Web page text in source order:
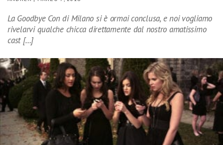
La Goodbye Con di Milano si è ormai conclusa, e noi vogliamo
rivelarvi qualche chicca direttamente dal nostro amatissimo
cast […]